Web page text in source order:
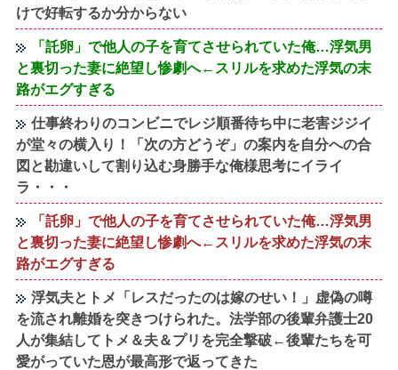
けで好転するか分からない
「託卵」で他人の子を育てさせられていた俺…浮気男
と裏切った妻に絶望し惨劇へ←スリルを求めた浮気の末
路がエグすぎる
仕事終わりのコンビニでレジ順番待ち中に老害ジジイ
が堂々の横入り！「次の方どうぞ」の案内を自分への合
図と勘違いして割り込む身勝手な俺様思考にイライ
ラ・・・
「託卵」で他人の子を育てさせられていた俺…浮気男
と裏切った妻に絶望し惨劇へ←スリルを求めた浮気の末
路がエグすぎる
浮気夫とトメ「レスだったのは嫁のせい！」虚偽の噂
を流され離婚を突きつけられた。法学部の後輩弁護士20
人が集結してトメ＆夫＆プリを完全撃破←後輩たちを可
愛がっていた恩が最高形で返ってきた